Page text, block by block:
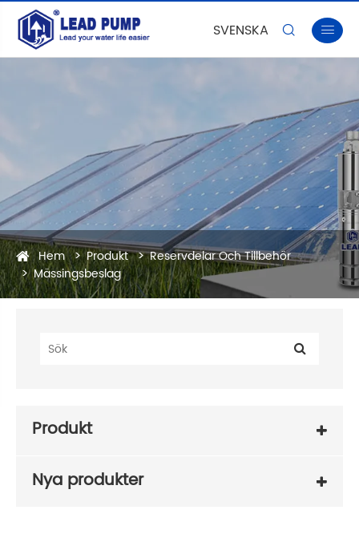
SVENSKA  
Hem Produkt
Reservdelar Och Tillbehör
Mässingsbeslag
Produkt
Nya produkter